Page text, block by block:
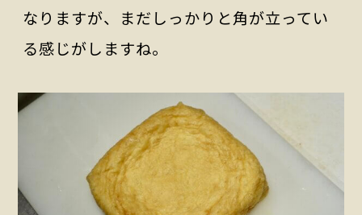
なりますが、まだしっかりと角が立ってい
る感じがしますね。